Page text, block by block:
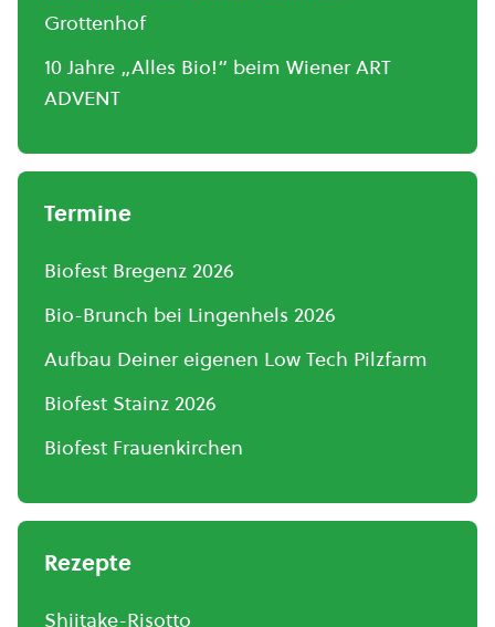
Grottenhof
10 Jahre „Alles Bio!“ beim Wiener ART
ADVENT
Termine
Biofest Bregenz 2026
Bio-Brunch bei Lingenhels 2026
Aufbau Deiner eigenen Low Tech Pilzfarm
Biofest Stainz 2026
Biofest Frauenkirchen
Rezepte
Shiitake-Risotto